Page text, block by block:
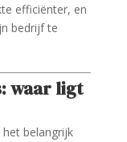
efficiënter, en
bedrijf te
waar ligt
belangrijk